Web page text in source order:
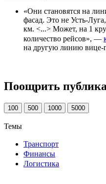
«Они становятся на
фасад. Это не Усть-
км. <...> Может, на 1
количество рейсов», —
на другую линию вице-
Поощрить
100 500 1000 5000
Темы
Транспорт
Финансы
Логистика